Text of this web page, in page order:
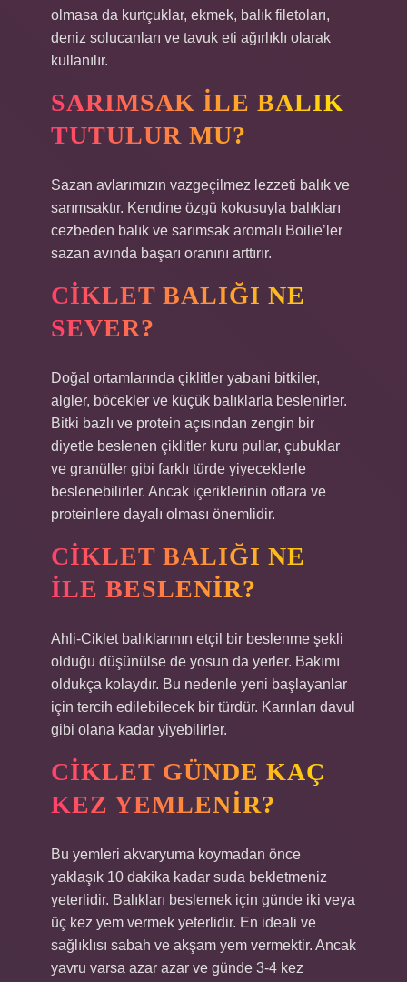
olmasa da kurtçuklar, ekmek, balık filetoları,
deniz solucanları ve tavuk eti ağırlıklı olarak
kullanılır.
SARIMSAK ILE BALIK
TUTULUR MU?
Sazan avlarımızın vazgeçilmez lezzeti balık ve
sarımsaktır. Kendine özgü kokusuyla balıkları
cezbeden balık ve sarımsak aromalı Boilie’ler
sazan avında başarı oranını arttırır.
CIKLET BALIĞI NE
SEVER?
Doğal ortamlarında çiklitler yabani bitkiler,
algler, böcekler ve küçük balıklarla beslenirler.
Bitki bazlı ve protein açısından zengin bir
diyetle beslenen çiklitler kuru pullar, çubuklar
ve granüller gibi farklı türde yiyeceklerle
beslenebilirler. Ancak içeriklerinin otlara ve
proteinlere dayalı olması önemlidir.
CIKLET BALIĞI NE
ILE BESLENIR?
Ahli-Ciklet balıklarının etçil bir beslenme şekli
olduğu düşünülse de yosun da yerler. Bakımı
oldukça kolaydır. Bu nedenle yeni başlayanlar
için tercih edilebilecek bir türdür. Karınları davul
gibi olana kadar yiyebilirler.
CIKLET GÜNDE KAÇ
KEZ YEMLENIR?
Bu yemleri akvaryuma koymadan önce
yaklaşık 10 dakika kadar suda bekletmeniz
yeterlidir. Balıkları beslemek için günde iki veya
üç kez yem vermek yeterlidir. En ideali ve
sağlıklısı sabah ve akşam yem vermektir. Ancak
yavru varsa azar azar ve günde 3-4 kez